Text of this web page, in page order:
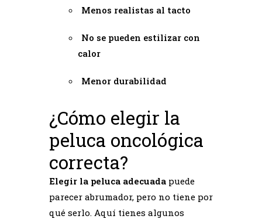
Menos realistas al tacto
No se pueden estilizar con
calor
Menor durabilidad
¿Cómo elegir la
peluca oncológica
correcta?
Elegir la peluca adecuada puede
parecer abrumador, pero no tiene por
qué serlo. Aquí tienes algunos